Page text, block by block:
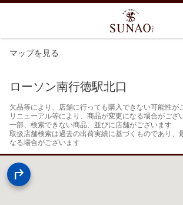
マップを見る
ローソン南行徳駅北口
欠品等により、店舗に行っても購入できない可能性が
リニューアル等により、商品が変更になる場合がござ
一部、検索できない商品、並びに店舗がございます
取扱店舗検索は過去の出荷実績に基づくものであり、
なる場合がございます